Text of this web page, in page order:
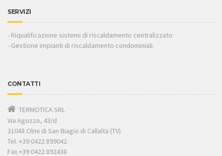
SERVIZI
- Riqualificazione sistemi di riscaldamento centralizzato
- Gestione impianti di riscaldamento condominiali.
CONTATTI
TERMOTICA SRL
Via Agozzo, 43/d
31048 Olmi di San Biagio di Callalta (TV)
Tel. +39 0422 899042
Fax +39 0422 892438